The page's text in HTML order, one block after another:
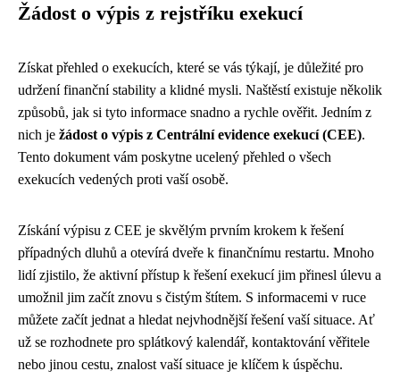
Žádost o výpis z rejstříku exekucí
Získat přehled o exekucích, které se vás týkají, je důležité pro
udržení finanční stability a klidné mysli. Naštěstí existuje několik
způsobů, jak si tyto informace snadno a rychle ověřit. Jedním z
nich je žádost o výpis z Centrální evidence exekucí (CEE).
Tento dokument vám poskytne ucelený přehled o všech
exekucích vedených proti vaší osobě.
Získání výpisu z CEE je skvělým prvním krokem k řešení
případných dluhů a otevírá dveře k finančnímu restartu. Mnoho
lidí zjistilo, že aktivní přístup k řešení exekucí jim přinesl úlevu a
umožnil jim začít znovu s čistým štítem. S informacemi v ruce
můžete začít jednat a hledat nejvhodnější řešení vaší situace. Ať
už se rozhodnete pro splátkový kalendář, kontaktování věřitele
nebo jinou cestu, znalost vaší situace je klíčem k úspěchu.